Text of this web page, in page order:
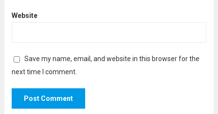
Website
Save my name, email, and website in this browser for the
next time I comment.